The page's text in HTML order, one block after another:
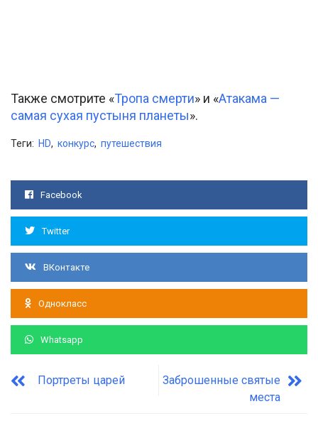
Также смотрите «Тропа смерти» и «Атакама —
самая сухая пустыня планеты».
Теги: HD, конкурс, путешествия
Facebook
Twitter
ВКонтакте
Однокласс
Whatsapp
Портреты царей
Заброшенные святые
места